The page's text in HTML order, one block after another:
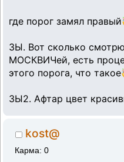
где порог замял
ЗЫ. Вот сколько
МОСКВИЧей, есть
этого порога, что
ЗЫ2. Афтар цвет
kost@
Карма: 0